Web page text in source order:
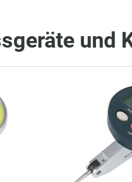
und